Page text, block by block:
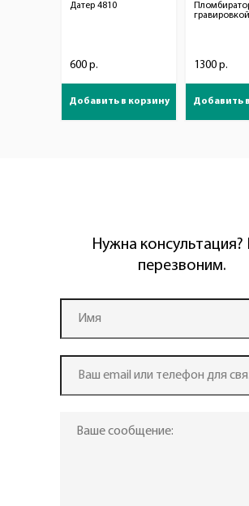
Датер 4810
600 р.
Добавить в корзину
1300 р.
Добавить
Нужна
перезвоним.